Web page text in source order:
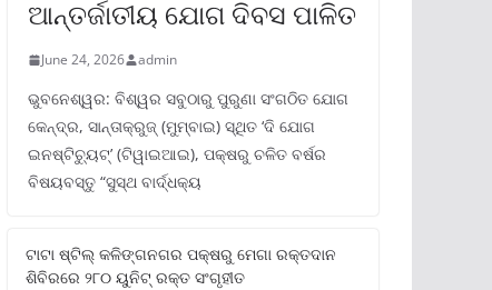
ଆନ୍ତର୍ଜାତୀୟ ଯୋଗ ଦିବସ ପାଳିତ
June 24, 2026 admin
ଭୁବନେଶ୍ୱର: ବିଶ୍ୱର ସବୁଠାରୁ ପୁରୁଣା ସଂଗଠିତ ଯୋଗ
କେନ୍ଦ୍ର, ସାନ୍ତାକ୍ରୁଜ୍ (ମୁମ୍ବାଇ) ସ୍ଥିତ ‘ଦି ଯୋଗ
ଇନଷ୍ଟିଚ୍ୟୁଟ୍‌’ (ଟିୱାଇଆଇ), ପକ୍ଷରୁ ଚଳିତ ବର୍ଷର
ବିଷୟବସ୍ତୁ “ସୁସ୍ଥ ବାର୍ଦ୍ଧକ୍ୟ
ଟାଟା ଷ୍ଟିଲ୍‌ କଳିଙ୍ଗନଗର ପକ୍ଷରୁ ମେଗା ରକ୍ତଦାନ
ଶିବିରରେ ୨୮୦ ୟୁନିଟ୍‌ ରକ୍ତ ସଂଗୃହୀତ